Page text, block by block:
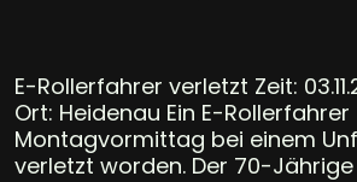
E-Rollerfahrer verletzt Zeit:
Ort: Heidenau Ein E-
Montagvormittag bei einem
verletzt worden. Der 70-